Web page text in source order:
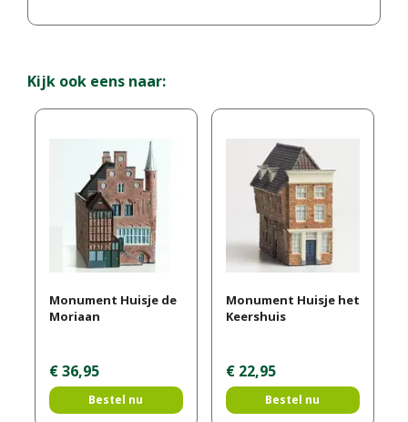
Kijk ook eens naar:
Monument Huisje de
Moriaan
€ 36,95
Bestel nu
Monument Huisje het
Keershuis
€ 22,95
Bestel nu